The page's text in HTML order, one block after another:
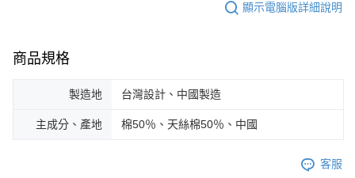
顯示電腦版詳細說明
商品規格
製造地 台灣設計、中國製造
主成分、產地 棉50％、天絲棉50％、中國
客服